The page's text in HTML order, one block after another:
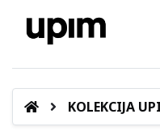
KOLEKCIJA